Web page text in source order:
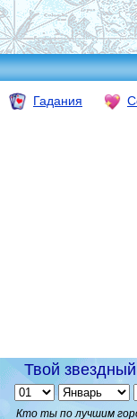
Гадания
Твой
Кто ты по лучшим